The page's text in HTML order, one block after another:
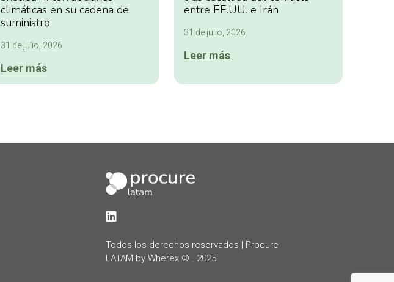
climáticas en su cadena de
suministro
31 de julio, 2026
Leer más
entre EE.UU. e Irán
31 de julio, 2026
Leer más
LinkedIn
Todos los derechos reservados | Procure
LATAM by Wherex © . 2025